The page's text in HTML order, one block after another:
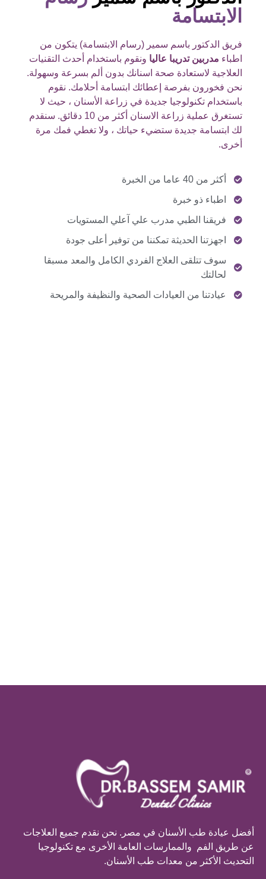
الابتسامة
فريق الدكتور باسم سمير (رسام الابتسامة) يتكون من
اطباء مدربين تدريبا عاليا ونقوم باستخدام أحدث التقنيات
العلاجية لاستعادة صحة اسنانك بدون ألم بسرعة وسهولة.
نحن فخورون بفرصة إعطائك ابتسامة أحلامك. نقوم
باستخدام تكنولوجيا جديدة في زراعة الأسنان ، حيث لا
تستغرق عملية زراعة الاسنان أكثر من 10 دقائق. سنقدم
لك ابتسامة جديدة ستضيء حياتك ، ولا تغطي فمك مرة
أخرى.
أكثر من 40 عاما من الخبرة
اطباء ذو خبرة
فريقنا الطبي مدرب علي آعلي المستويات
اجهزتنا الحديثة تمكننا من توفير أعلى جودة
سوف تتلقى العلاج الفردي الكامل والمعد مسبقا
لحالتك
عيادتنا من العيادات الصحية والنظيفة والمريحة
أفضل عيادة طب الأسنان في مصر. نحن نقدم جميع العلاجات
عن طريق الفم والممارسات العامة الأخرى مع تكنولوجيا
التحديث الأكثر من معدات طب الأسنان.